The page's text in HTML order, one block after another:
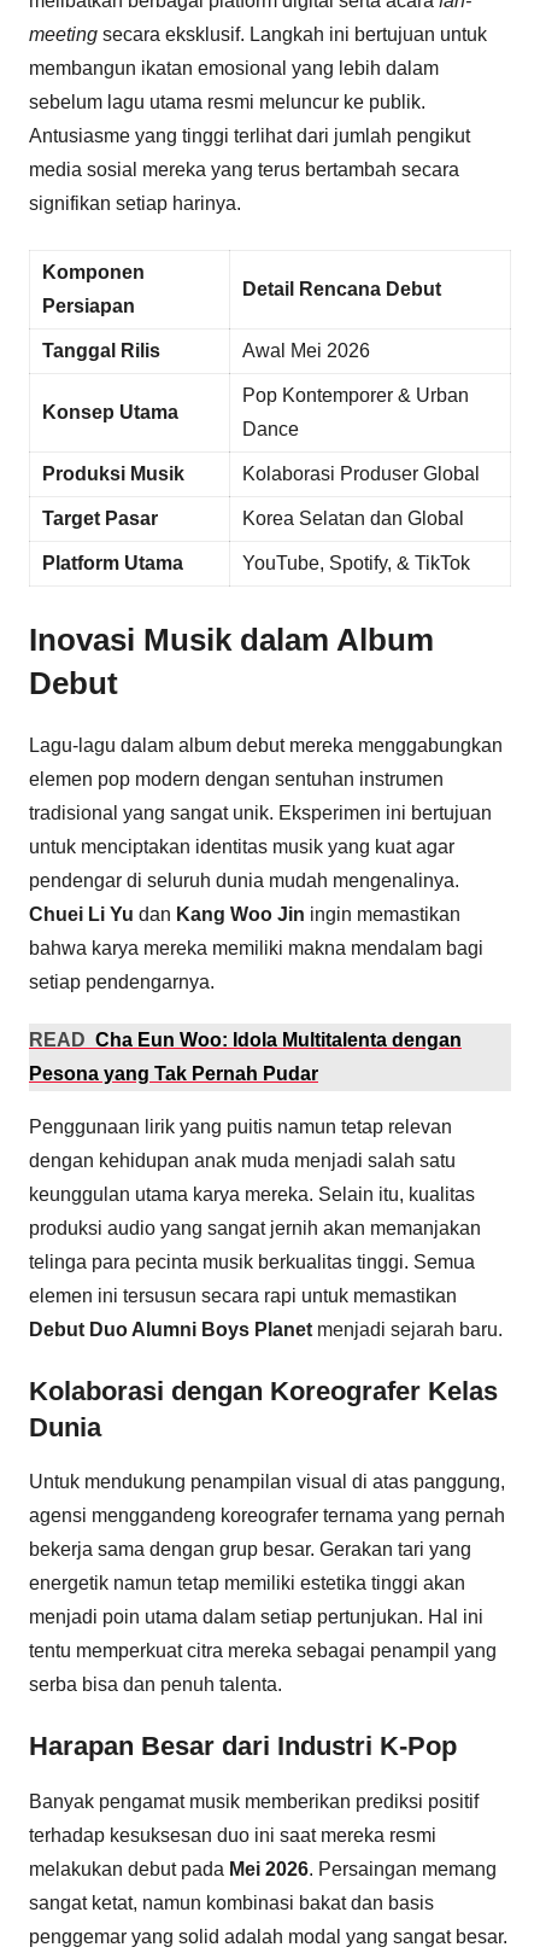
meeting secara eksklusif. Langkah ini bertujuan untuk
membangun ikatan emosional yang lebih dalam
sebelum lagu utama resmi meluncur ke publik.
Antusiasme yang tinggi terlihat dari jumlah pengikut
media sosial mereka yang terus bertambah secara
signifikan setiap harinya.
Komponen
Persiapan
Detail Rencana Debut
Tanggal Rilis Awal Mei 2026
Konsep Utama
Pop Kontemporer & Urban
Dance
Produksi Musik Kolaborasi Produser Global
Target Pasar Korea Selatan dan Global
Platform Utama YouTube, Spotify, & TikTok
Inovasi Musik dalam Album
Debut
Lagu-lagu dalam album debut mereka menggabungkan
elemen pop modern dengan sentuhan instrumen
tradisional yang sangat unik. Eksperimen ini bertujuan
untuk menciptakan identitas musik yang kuat agar
pendengar di seluruh dunia mudah mengenalinya.
Chuei Li Yu dan Kang Woo Jin ingin memastikan
bahwa karya mereka memiliki makna mendalam bagi
setiap pendengarnya.
READ Cha Eun Woo: Idola Multitalenta dengan
Pesona yang Tak Pernah Pudar
Penggunaan lirik yang puitis namun tetap relevan
dengan kehidupan anak muda menjadi salah satu
keunggulan utama karya mereka. Selain itu, kualitas
produksi audio yang sangat jernih akan memanjakan
telinga para pecinta musik berkualitas tinggi. Semua
elemen ini tersusun secara rapi untuk memastikan
Debut Duo Alumni Boys Planet menjadi sejarah baru.
Kolaborasi dengan Koreografer Kelas
Dunia
Untuk mendukung penampilan visual di atas panggung,
agensi menggandeng koreografer ternama yang pernah
bekerja sama dengan grup besar. Gerakan tari yang
energetik namun tetap memiliki estetika tinggi akan
menjadi poin utama dalam setiap pertunjukan. Hal ini
tentu memperkuat citra mereka sebagai penampil yang
serba bisa dan penuh talenta.
Harapan Besar dari Industri K-Pop
Banyak pengamat musik memberikan prediksi positif
terhadap kesuksesan duo ini saat mereka resmi
melakukan debut pada Mei 2026. Persaingan memang
sangat ketat, namun kombinasi bakat dan basis
penggemar yang solid adalah modal yang sangat besar.